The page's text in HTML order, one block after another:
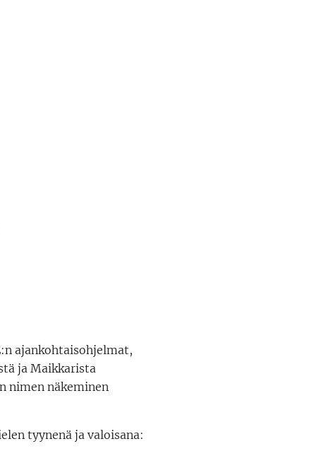
ajankohtaisohjelmat,
ja Maikkarista
nimen näkeminen
tyynenä ja valoisana: